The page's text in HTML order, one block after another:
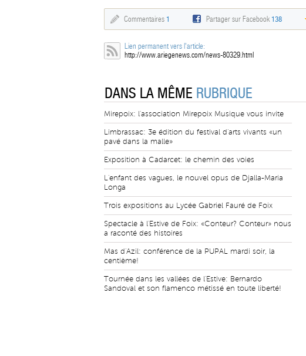
Commentaires 1 Partager sur Facebook138
Lien permanent vers l'article:
http://www.ariegenews.com/news-80329.html
DANS LA MÊME RUBRIQUE
Mirepoix: l'association Mirepoix Musique vous invite
Limbrassac: 3e édition du festival d'arts vivants «un
pavé dans la malle»
Exposition à Cadarcet: le chemin des voies
L'enfant des vagues, le nouvel opus de Djalla-Maria
Longa
Trois expositions au Lycée Gabriel Fauré de Foix
Spectacle à l'Estive de Foix: «Conteur? Conteur» nous
a raconté des histoires
Mas d'Azil: conférence de la PUPAL mardi soir, la
centième!
Tournée dans les vallées de l'Estive: Bernardo
Sandoval et son flamenco métissé en toute liberté!